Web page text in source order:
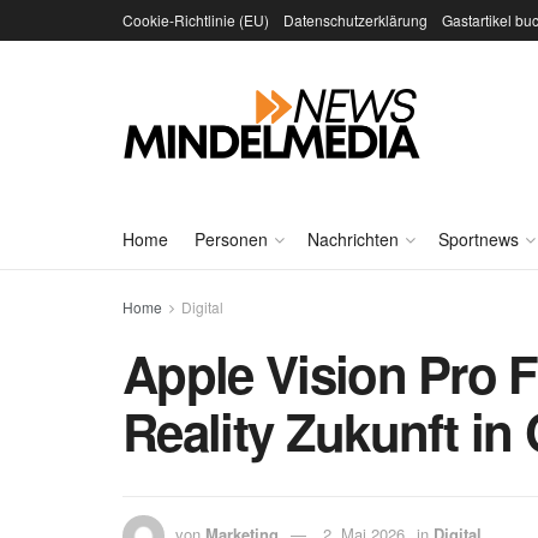
Cookie-Richtlinie (EU) Datenschutzerklärung Gastartikel
Home Personen Nachrichten Sportnews
Home Digital
Apple Vision Pro
Reality Zukunft in